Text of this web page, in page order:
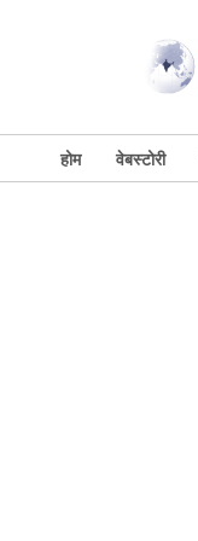
होम वेबस्टोरी